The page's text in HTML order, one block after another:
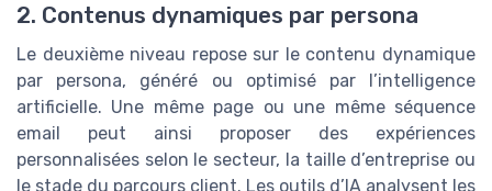
2. Contenus dynamiques par persona
Le deuxième niveau repose sur le contenu dynamique
par persona, généré ou optimisé par l’intelligence
artificielle. Une même page ou une même séquence
email peut ainsi proposer des expériences
personnalisées selon le secteur, la taille d’entreprise ou
le stade du parcours client. Les outils d’IA analysent les